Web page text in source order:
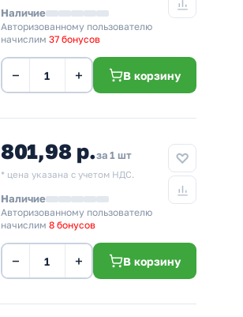
Наличие
Авторизованному пользователю
начислим 37 бонусов
− + В корзину
801,98 р.за 1 шт
* цена указана с учетом НДС.
Наличие
Авторизованному пользователю
начислим 8 бонусов
− + В корзину